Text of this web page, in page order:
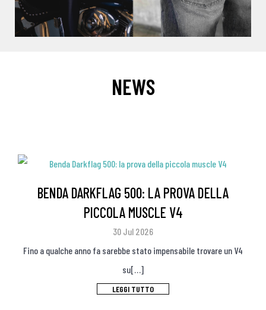
NEWS
BENDA DARKFLAG 500: LA PROVA DELLA
PICCOLA MUSCLE V4
30 Jul 2026
Fino a qualche anno fa sarebbe stato impensabile trovare un V4
su[…]
LEGGI TUTTO